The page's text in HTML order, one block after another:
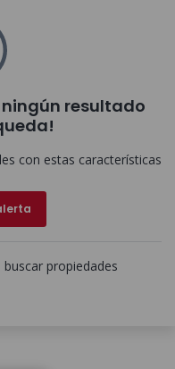
resultado
con estas características
buscar propiedades